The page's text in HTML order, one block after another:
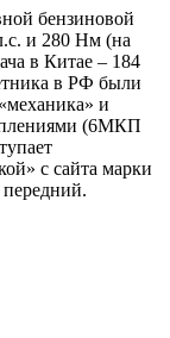
бензиновой
и 280 Нм (на
в Китае – 184
в РФ были
и
(6МКП
с сайта марки